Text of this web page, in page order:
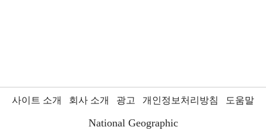
사이트 소개 회사 소개 광고 개인정보처리방침 도움말
National Geographic